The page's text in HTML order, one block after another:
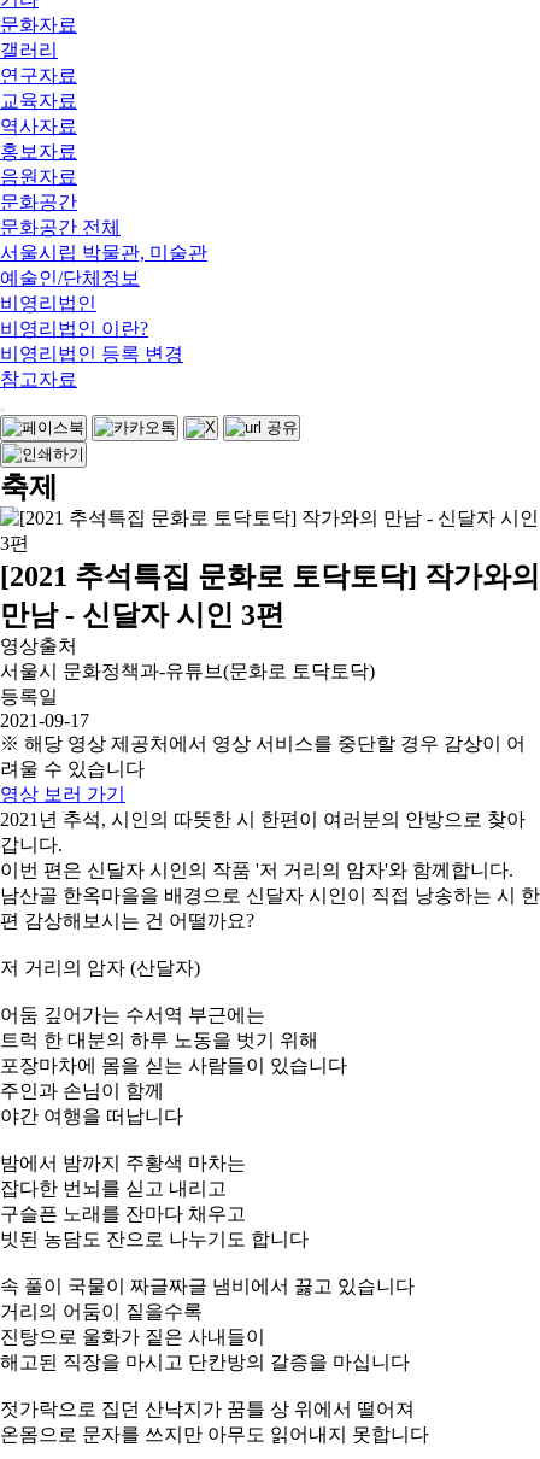
문화자료
갤러리
연구자료
교육자료
역사자료
홍보자료
음원자료
문화공간
문화공간 전체
서울시립 박물관, 미술관
예술인/단체정보
비영리법인
비영리법인 이란?
비영리법인 등록 변경
참고자료
축제
[2021 추석특집 문화로 토닥토닥] 작가와의
만남 - 신달자 시인 3편
영상출처
서울시 문화정책과-유튜브(문화로 토닥토닥)
등록일
2021-09-17
※ 해당 영상 제공처에서 영상 서비스를 중단할 경우 감상이 어
려울 수 있습니다
영상 보러 가기
2021년 추석, 시인의 따뜻한 시 한편이 여러분의 안방으로 찾아
갑니다.
이번 편은 신달자 시인의 작품 '저 거리의 암자'와 함께합니다.
남산골 한옥마을을 배경으로 신달자 시인이 직접 낭송하는 시 한
편 감상해보시는 건 어떨까요?
저 거리의 암자 (산달자)
어둠 깊어가는 수서역 부근에는
트럭 한 대분의 하루 노동을 벗기 위해
포장마차에 몸을 싣는 사람들이 있습니다
주인과 손님이 함께
야간 여행을 떠납니다
밤에서 밤까지 주황색 마차는
잡다한 번뇌를 싣고 내리고
구슬픈 노래를 잔마다 채우고
빗된 농담도 잔으로 나누기도 합니다
속 풀이 국물이 짜글짜글 냄비에서 끓고 있습니다
거리의 어둠이 짙을수록
진탕으로 울화가 짙은 사내들이
해고된 직장을 마시고 단칸방의 갈증을 마십니다
젓가락으로 집던 산낙지가 꿈틀 상 위에서 떨어져
온몸으로 문자를 쓰지만 아무도 읽어내지 못합니다